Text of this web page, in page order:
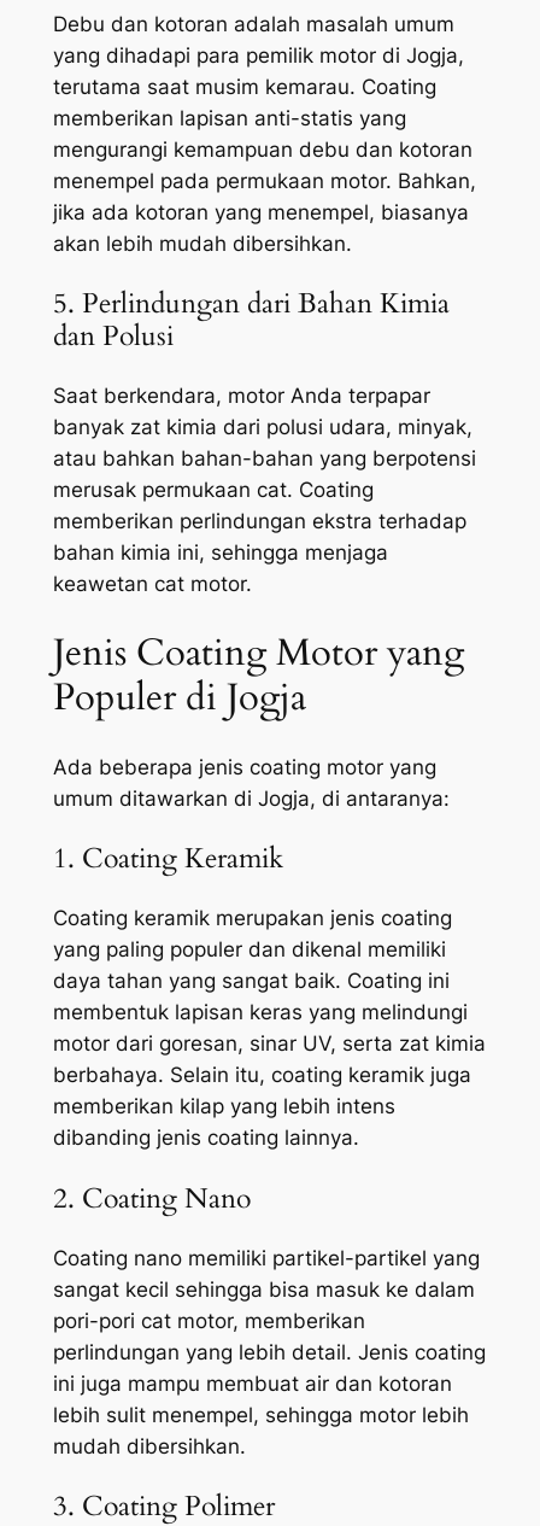
Debu dan kotoran adalah masalah umum
yang dihadapi para pemilik motor di Jogja,
terutama saat musim kemarau. Coating
memberikan lapisan anti-statis yang
mengurangi kemampuan debu dan kotoran
menempel pada permukaan motor. Bahkan,
jika ada kotoran yang menempel, biasanya
akan lebih mudah dibersihkan.
5. Perlindungan dari Bahan Kimia
dan Polusi
Saat berkendara, motor Anda terpapar
banyak zat kimia dari polusi udara, minyak,
atau bahkan bahan-bahan yang berpotensi
merusak permukaan cat. Coating
memberikan perlindungan ekstra terhadap
bahan kimia ini, sehingga menjaga
keawetan cat motor.
Jenis Coating Motor yang
Populer di Jogja
Ada beberapa jenis coating motor yang
umum ditawarkan di Jogja, di antaranya:
1. Coating Keramik
Coating keramik merupakan jenis coating
yang paling populer dan dikenal memiliki
daya tahan yang sangat baik. Coating ini
membentuk lapisan keras yang melindungi
motor dari goresan, sinar UV, serta zat kimia
berbahaya. Selain itu, coating keramik juga
memberikan kilap yang lebih intens
dibanding jenis coating lainnya.
2. Coating Nano
Coating nano memiliki partikel-partikel yang
sangat kecil sehingga bisa masuk ke dalam
pori-pori cat motor, memberikan
perlindungan yang lebih detail. Jenis coating
ini juga mampu membuat air dan kotoran
lebih sulit menempel, sehingga motor lebih
mudah dibersihkan.
3. Coating Polimer